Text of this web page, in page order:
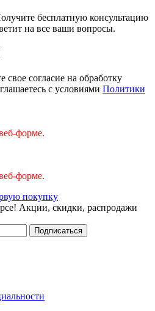
бесплатную консультацию
на все ваши вопросы.
согласие на обработку
с условиями Политики
форме.
форме.
покупку
Акции, скидки, распродажи
Подписаться